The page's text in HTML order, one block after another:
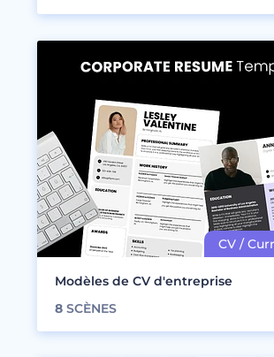
Modèles de CV d'entreprise
8 SCÈNES